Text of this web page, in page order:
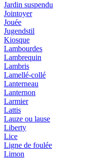
Jardin suspendu
Jointoyer
Jouée
Jugendstil
Kiosque
Lambourdes
Lambrequin
Lambris
Lamellé-collé
Lanterneau
Lanternon
Larmier
Lattis
Lauze ou lause
Liberty
Lice
Ligne de foulée
Limon